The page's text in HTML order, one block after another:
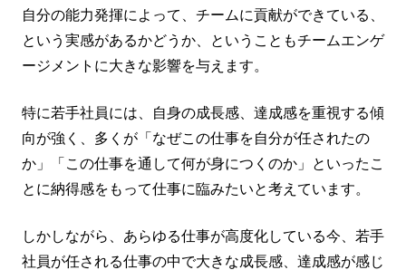
自分の能力発揮によって、チームに貢献ができている、
という実感があるかどうか、ということもチームエンゲ
ージメントに大きな影響を与えます。
特に若手社員には、自身の成長感、達成感を重視する傾
向が強く、多くが「なぜこの仕事を自分が任されたの
か」「この仕事を通して何が身につくのか」といったこ
とに納得感をもって仕事に臨みたいと考えています。
しかしながら、あらゆる仕事が高度化している今、若手
社員が任される仕事の中で大きな成長感、達成感が感じ